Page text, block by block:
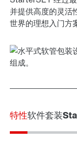
并提供高度的灵活
世界的理想入门方
特性软件套装